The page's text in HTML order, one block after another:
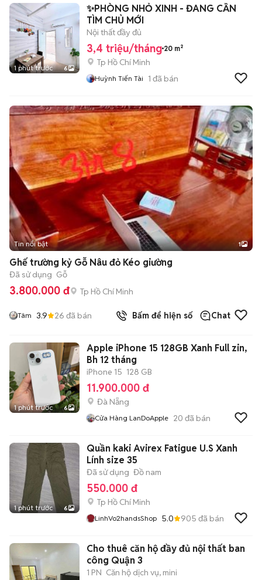
1 phút trước 6
✨PHÒNG NHỎ XINH - ĐANG CẦN
TÌM CHỦ MỚI
Nội thất đầy đủ
3,4 triệu/tháng 20 m²
Tp Hồ Chí Minh
Huỳnh Tiến Tài 1 đã bán
Tin nổi bật 1
Ghế trường kỷ Gỗ Nâu đỏ Kéo giường
Đã sử dụng Gỗ
3.800.000 đ Tp Hồ Chí Minh
Tâm 3.9 26 đã bán Bấm để hiện số Chat
1 phút trước 6
Apple iPhone 15 128GB Xanh Full zin,
Bh 12 tháng
iPhone 15 128 GB
11.900.000 đ
Đà Nẵng
Cửa Hàng LanDoApple 20 đã bán
1 phút trước 6
Quần kaki Avirex Fatigue U.S Xanh
Lính size 35
Đã sử dụng Đồ nam
550.000 đ
Tp Hồ Chí Minh
LinhVo2handsShop 5.0 905 đã bán
Cho thuê căn hộ đầy đủ nội thất ban
công Quận 3
1 PN Căn hộ dịch vụ, mini